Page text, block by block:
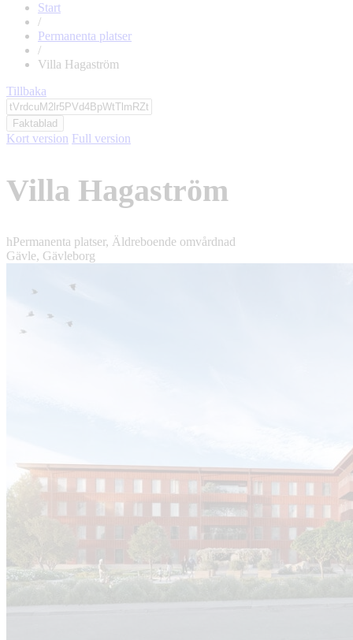
Start
/
Permanenta platser
/
Villa Hagaström
Tillbaka
Faktablad
Kort version Full version
Villa Hagaström
hPermanenta platser, Äldreboende omvårdnad
Gävle, Gävleborg